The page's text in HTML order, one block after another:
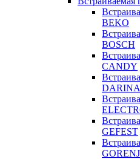
BEKO
BOSCH
CANDY
DARINA
GEFEST